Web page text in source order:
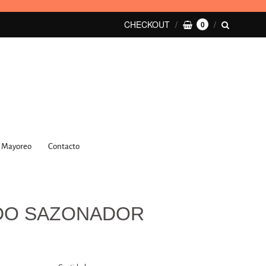
CHECKOUT 0
Mayoreo Contacto
SAZONADOR